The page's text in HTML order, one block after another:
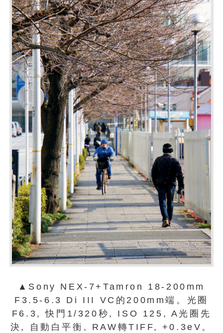
▲Sony NEX-7+Tamron 18-200mm
F3.5-6.3 Di III VC的200mm端。光圈
F6.3, 快門1/320秒, ISO 125, A光圈先
決, 自動白平衡, RAW轉TIFF, +0.3eV。